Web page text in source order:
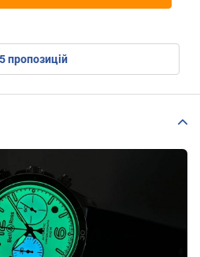
5пропозицій